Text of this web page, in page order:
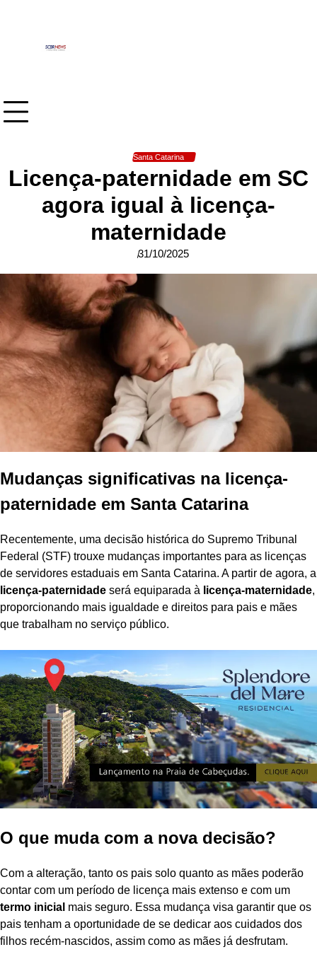
Santa Catarina
Licença-paternidade em SC
agora igual à licença-
maternidade
31/10/2025
Mudanças significativas na licença-
paternidade em Santa Catarina
Recentemente, uma decisão histórica do Supremo Tribunal
Federal (STF) trouxe mudanças importantes para as licenças
de servidores estaduais em Santa Catarina. A partir de agora, a
licença-paternidade será equiparada à licença-maternidade,
proporcionando mais igualdade e direitos para pais e mães
que trabalham no serviço público.
O que muda com a nova decisão?
Com a alteração, tanto os pais solo quanto as mães poderão
contar com um período de licença mais extenso e com um
termo inicial mais seguro. Essa mudança visa garantir que os
pais tenham a oportunidade de se dedicar aos cuidados dos
filhos recém-nascidos, assim como as mães já desfrutam.